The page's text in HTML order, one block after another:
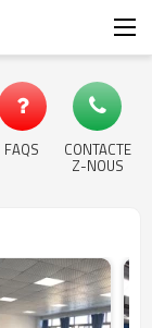
FAQS CONTACTE
Z-NOUS